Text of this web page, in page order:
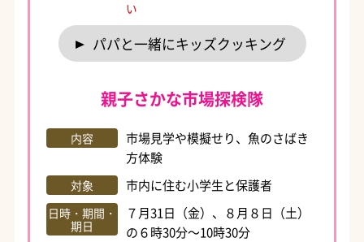
い
パパと一緒にキッズクッキング
親子さかな市場探検隊
内容
市場見学や模擬せり、魚のさばき
方体験
対象 市内に住む小学生と保護者
日時・期間・
期日
７月31日（金）、８月８日（土）
の６時30分～10時30分